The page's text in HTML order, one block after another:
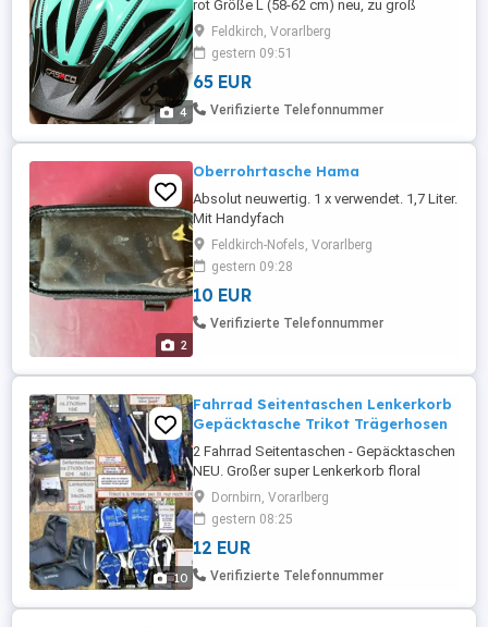
4
rot Größe L (58-62 cm) neu, zu groß
gekauft, keine Rückgabe möglich, weil
Angebotspreis UVP 100,00
Feldkirch, Vorarlberg
gestern 09:51
65 EUR
Verifizierte Telefonnummer
2
Oberrohrtasche Hama
Absolut neuwertig. 1 x verwendet. 1,7 Liter.
Mit Handyfach
Feldkirch-Nofels, Vorarlberg
gestern 09:28
10 EUR
Verifizierte Telefonnummer
10
Fahrrad Seitentaschen Lenkerkorb
Gepäcktasche Trikot Trägerhosen
2 Fahrrad Seitentaschen - Gepäcktaschen
NEU. Großer super Lenkerkorb floral
gebraucht und graue Lenkertasche NEU.
Tolle Fahrradbekleidung Herren.
Trägerhose lang 1x - 12Euro . Trägerhose
kurz je nur 12Euro. Trikot je nur 12Euro.
Alles von Simplon und nur von ein und
Zustand, ...
Dornbirn, Vorarlberg
gestern 08:25
12 EUR
Verifizierte Telefonnummer